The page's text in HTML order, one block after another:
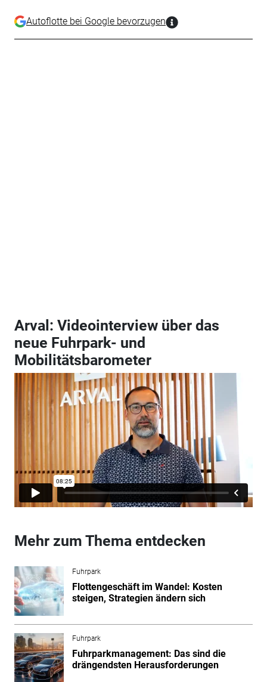
Autoflotte bei Google bevorzugen
Arval: Videointerview über das
neue Fuhrpark- und
Mobilitätsbarometer
Mehr zum Thema entdecken
Fuhrpark
Flottengeschäft im Wandel: Kosten
steigen, Strategien ändern sich
Fuhrpark
Fuhrparkmanagement: Das sind die
drängendsten Herausforderungen